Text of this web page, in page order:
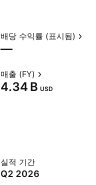
배당 수익률 (표시됨)
—
매출 (FY)
‪4.34 B‬ USD
실적 기간
Q2 2026